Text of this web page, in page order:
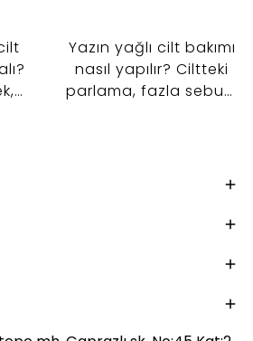
Bakım Rutini
Yazın yağlı cilt bakımı
nasıl yapılır? Ciltteki
parlama, fazla sebum